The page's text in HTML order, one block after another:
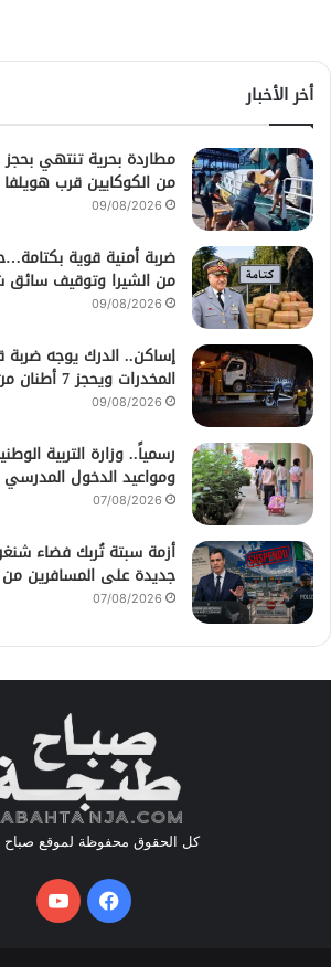
أخر الأخبار
من الكوكايين قرب هويلفا
09/08/2026
من الشيرا وتوقيف سائق
09/08/2026
إساكن.. الدرك يوجه
المخدرات ويحجز 7 أطنان من الشيرا
09/08/2026
رسمياً.. وزارة التربية
ومواعيد الدخول المدرسي 2026-2027
07/08/2026
أزمة سبتة تُربك فضاء
جديدة على المسافرين من
07/08/2026
كل الحقوق محفوظة لموقع صباح
فيسبوكيوتيوب